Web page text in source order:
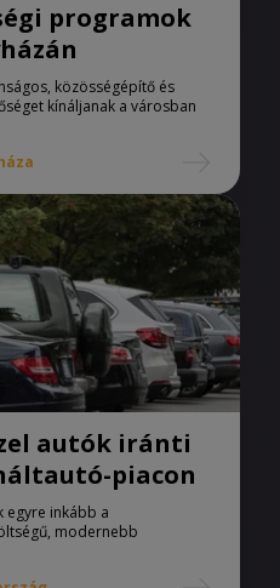
programok
közösségépítő és
kínáljanak a városban
autók iránti
piacon
egyre inkább a
modernebb